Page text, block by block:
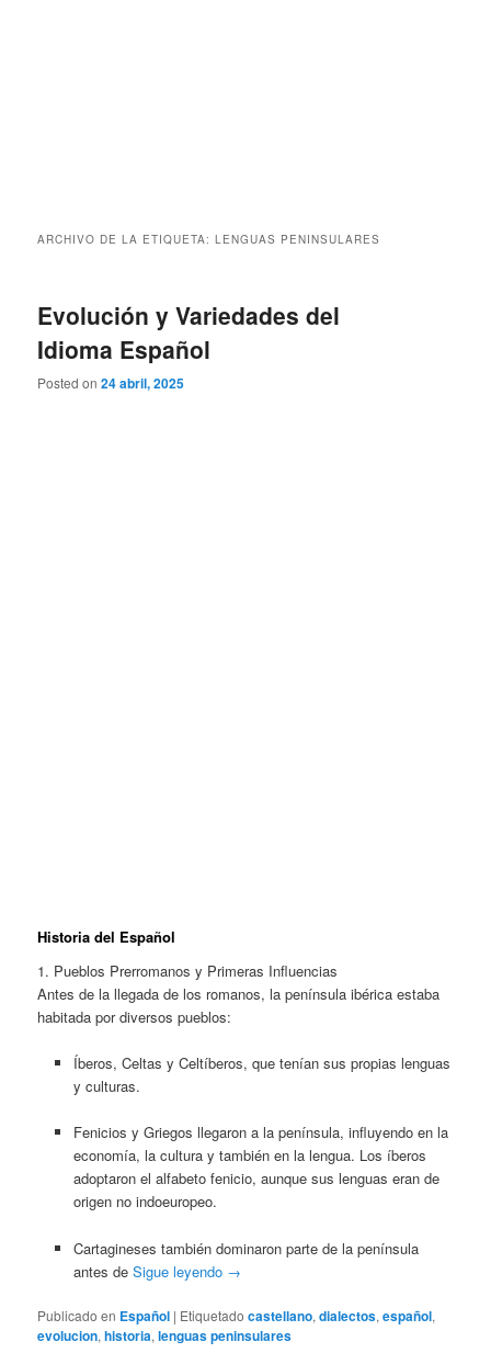
ARCHIVO DE LA ETIQUETA:LENGUAS PENINSULARES
Evolución y Variedades del
Idioma Español
Posted on24 abril, 2025
Historia del Español
1. Pueblos Prerromanos y Primeras Influencias
Antes de la llegada de los romanos, la península ibérica estaba
habitada por diversos pueblos:
Íberos, Celtas y Celtíberos, que tenían sus propias lenguas
y culturas.
Fenicios y Griegos llegaron a la península, influyendo en la
economía, la cultura y también en la lengua. Los íberos
adoptaron el alfabeto fenicio, aunque sus lenguas eran de
origen no indoeuropeo.
Cartagineses también dominaron parte de la península
antes de Sigue leyendo →
Publicado en Español | Etiquetado castellano,dialectos,español,
evolucion,historia,lenguas peninsulares